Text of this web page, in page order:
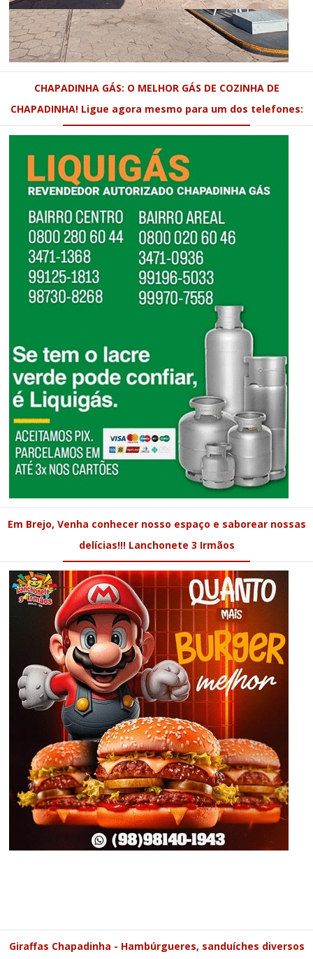
CHAPADINHA GÁS: O MELHOR GÁS DE COZINHA DE
CHAPADINHA! Ligue agora mesmo para um dos telefones:
Em Brejo, Venha conhecer nosso espaço e saborear nossas
delícias!!! Lanchonete 3 Irmãos
Giraffas Chapadinha - Hambúrgueres, sanduíches diversos